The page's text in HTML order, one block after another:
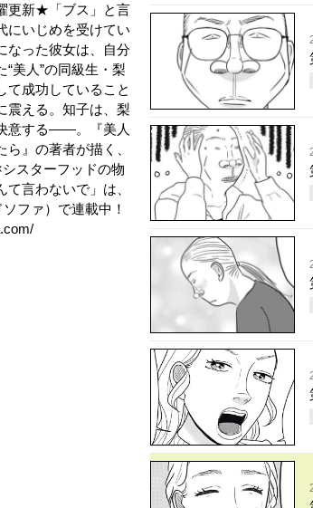
更新★「ブス」と言
にいじめを受けてい
なった彼女は、自分
“美人”の同級生・梨
て成功していること
震える。知子は、梨
意する――。『美人
ら』の著者が描く、
スターフッドの物
て言わないで」は、
ファ）で連載中！